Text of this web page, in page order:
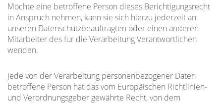
Möchte eine betroffene Person dieses Berichtigungsrecht
in Anspruch nehmen, kann sie sich hierzu jederzeit an
unseren Datenschutzbeauftragten oder einen anderen
Mitarbeiter des für die Verarbeitung Verantwortlichen
wenden.
Jede von der Verarbeitung personenbezogener Daten
betroffene Person hat das vom Europäischen Richtlinien-
und Verordnungsgeber gewährte Recht, von dem